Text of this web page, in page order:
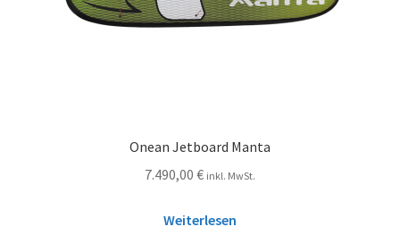
Onean Jetboard Manta
7.490,00 € inkl. MwSt.
Weiterlesen